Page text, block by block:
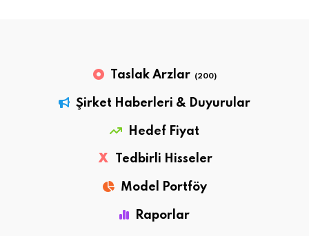
Taslak Arzlar (200)
Şirket Haberleri & Duyurular
Hedef Fiyat
X Tedbirli Hisseler
Model Portföy
Raporlar